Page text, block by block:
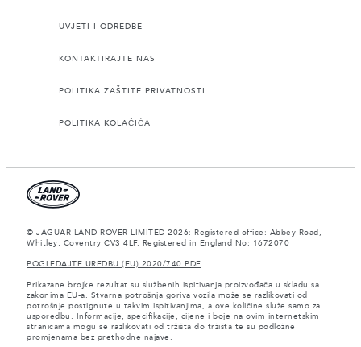
UVJETI I ODREDBE
KONTAKTIRAJTE NAS
POLITIKA ZAŠTITE PRIVATNOSTI
POLITIKA KOLAČIĆA
© JAGUAR LAND ROVER LIMITED 2026: Registered office: Abbey Road,
Whitley, Coventry CV3 4LF. Registered in England No: 1672070
POGLEDAJTE UREDBU (EU) 2020/740 PDF
Prikazane brojke rezultat su službenih ispitivanja proizvođača u skladu sa
zakonima EU-a. Stvarna potrošnja goriva vozila može se razlikovati od
potrošnje postignute u takvim ispitivanjima, a ove količine služe samo za
usporedbu. Informacije, specifikacije, cijene i boje na ovim internetskim
stranicama mogu se razlikovati od tržišta do tržišta te su podložne
promjenama bez prethodne najave.